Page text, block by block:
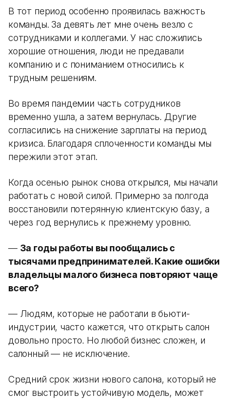
В тот период особенно проявилась важность
команды. За девять лет мне очень везло с
сотрудниками и коллегами. У нас сложились
хорошие отношения, люди не предавали
компанию и с пониманием относились к
трудным решениям.
Во время пандемии часть сотрудников
временно ушла, а затем вернулась. Другие
согласились на снижение зарплаты на период
кризиса. Благодаря сплоченности команды мы
пережили этот этап.
Когда осенью рынок снова открылся, мы начали
работать с новой силой. Примерно за полгода
восстановили потерянную клиентскую базу, а
через год вернулись к прежнему уровню.
— За годы работы вы пообщались с
тысячами предпринимателей. Какие ошибки
владельцы малого бизнеса повторяют чаще
всего?
— Людям, которые не работали в бьюти-
индустрии, часто кажется, что открыть салон
довольно просто. Но любой бизнес сложен, и
салонный — не исключение.
Средний срок жизни нового салона, который не
смог выстроить устойчивую модель, может